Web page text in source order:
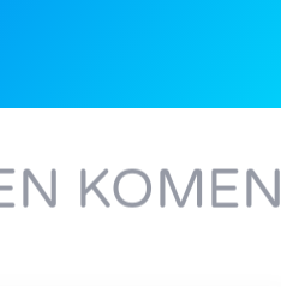
KOMEN